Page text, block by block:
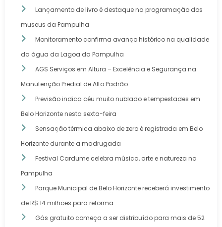
Lançamento de livro é destaque na programação dos
museus da Pampulha
Monitoramento confirma avanço histórico na qualidade
da água da Lagoa da Pampulha
AGS Serviços em Altura – Excelência e Segurança na
Manutenção Predial de Alto Padrão
Previsão indica céu muito nublado e tempestades em
Belo Horizonte nesta sexta-feira
Sensação térmica abaixo de zero é registrada em Belo
Horizonte durante a madrugada
Festival Cardume celebra música, arte e natureza na
Pampulha
Parque Municipal de Belo Horizonte receberá investimento
de R$ 14 milhões para reforma
Gás gratuito começa a ser distribuído para mais de 52